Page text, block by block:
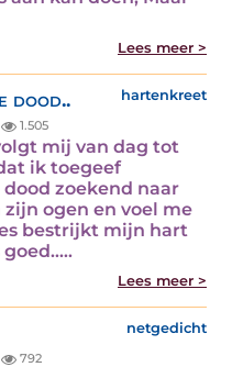
Lees meer >
dood.. hartenkreet
1.505
mij van dag tot
ik toegeef
zoekend naar
ogen en voel me
bestrijkt mijn hart
goed..…
Lees meer >
netgedicht
792